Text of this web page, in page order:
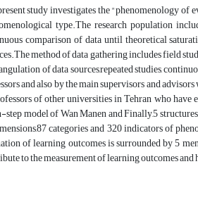
study investigates the "phenomenology
type.The research population
comparison of data until theoretical
method of data gathering includes field
of data sources,repeated studies,
and also by the main supervisors and
of other universities in Tehran who
step model of Wan Manen and Finally,5
categories and 320 indicators of
of learning outcomes is surrounded by 5
to the measurement of learning outcomes and